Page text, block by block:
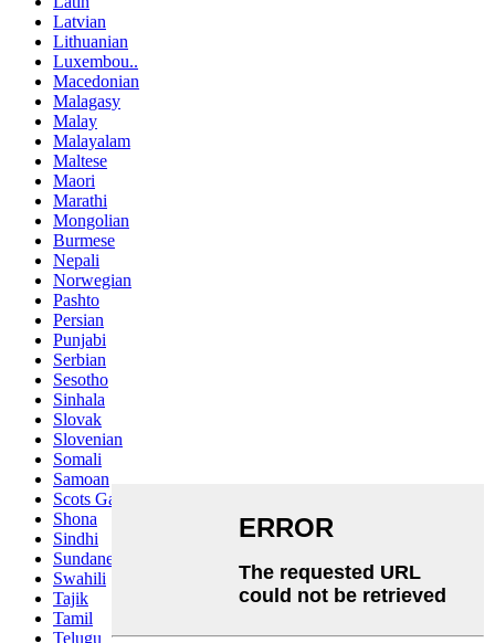
Latvian
Lithuanian
Luxembou..
Macedonian
Malagasy
Malay
Malayalam
Maltese
Maori
Marathi
Mongolian
Burmese
Nepali
Norwegian
Pashto
Persian
Punjabi
Serbian
Sesotho
Sinhala
Slovak
Slovenian
Somali
Samoan
Scots Gaelic
Shona
Sindhi
Sundanese
Swahili
Tajik
Tamil
Telugu